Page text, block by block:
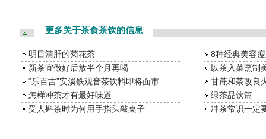
更多关于茶食茶饮的信息
明目清肝的菊花茶
8种经典美容
新茶宜做好后放半个月再喝
以茶入菜烹制
“乐百吉”安溪铁观音茶饮料即将面市
甘蔗和茶改良
怎样冲茶才有最好味道
绿茶品饮篇
受人斟茶时为何用手指头敲桌子
冲茶常识一定